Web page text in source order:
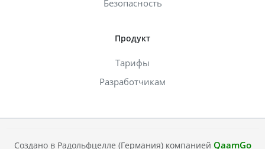
Безопасность
Продукт
Тарифы
Разработчикам
Создано в Радольфцелле (Германия) компанией QaamGo